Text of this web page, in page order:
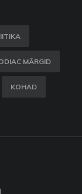
MÄRGID
KOHAD